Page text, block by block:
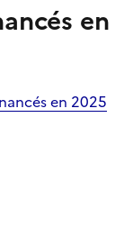
en
en 2025